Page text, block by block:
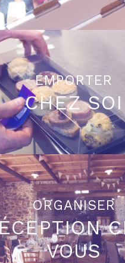
EMPORTER
CHEZ SOI
ORGANISER
VOUS